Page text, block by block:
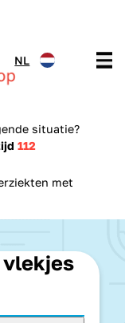
NL
situatie?
112
met